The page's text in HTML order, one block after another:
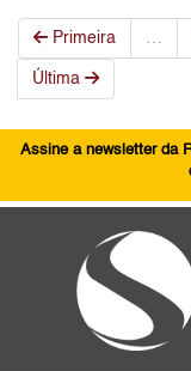
Primeira
Última
Assine a newsletter da